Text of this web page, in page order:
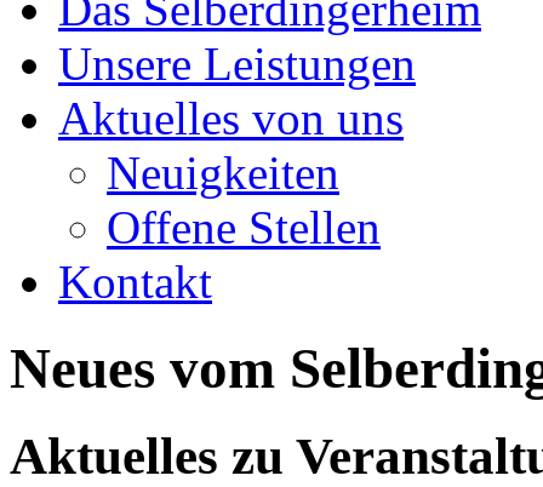
Unsere Leistungen
Aktuelles von uns
Neuigkeiten
Offene Stellen
Kontakt
Neues vom
Aktuelles zu